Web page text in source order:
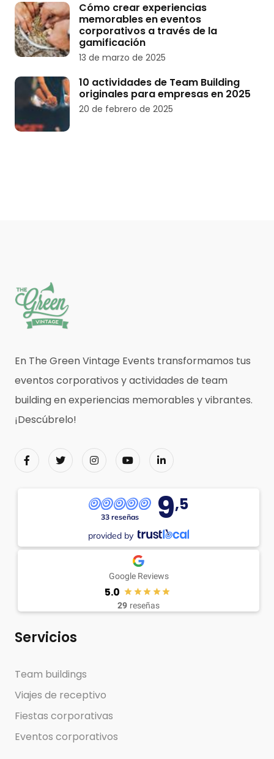
Cómo crear experiencias
memorables en eventos
corporativos a través de la
gamificación
13 de marzo de 2025
10 actividades de Team Building
originales para empresas en 2025
20 de febrero de 2025
En The Green Vintage Events transformamos tus
eventos corporativos y actividades de team
building en experiencias memorables y vibrantes.
¡Descúbrelo!
33 reseñas 9,5
provided by
Google Reviews
5.0
29 reseñas
Servicios
Team buildings
Viajes de receptivo
Fiestas corporativas
Eventos corporativos